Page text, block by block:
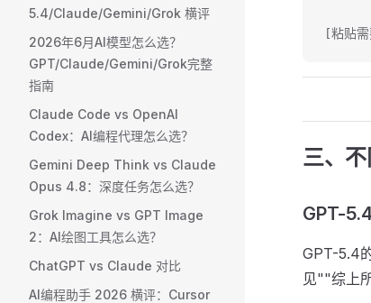
5.4/Claude/Gemini/Grok 横评
2026年6月AI模型怎么选？
GPT/Claude/Gemini/Grok完整
指南
Claude Code vs OpenAI
Codex：AI编程代理怎么选？
Gemini Deep Think vs Claude
Opus 4.8：深度任务怎么选？
Grok Imagine vs GPT Image
2：AI绘图工具怎么选？
ChatGPT vs Claude 对比
AI编程助手 2026 横评：Cursor
[粘贴
三、
GPT-
GPT-5.4
见""综上